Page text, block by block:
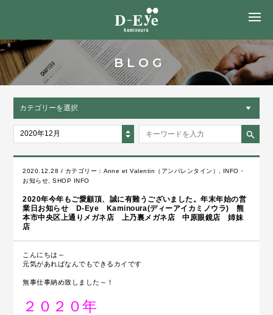
BLOG
カテゴリーを選択
2020年12月
2020.12.28 / カテゴリー： Anne et Valentin（アンバレンタイン）
INFO・
お知らせ ,SHOP INFO
2020年今年もご愛顧頂、誠に有難うございました。年末年始の営
業日お知らせ D-Eye Kaminoura(ディーアイカミノウラ) 熊
本市中央区上通りメガネ店 上乃裏メガネ店 中原眼鏡店 姉妹
店
こんにちは～
元気があればなんでもできるカイです
無事仕事納め致しました～！
２０２０年